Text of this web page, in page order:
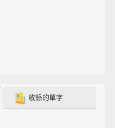
收錄的單字